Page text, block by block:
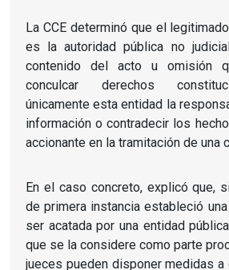
La CCE determinó que el
es la autoridad pública no
contenido del acto u omisión
conculcar derechos
únicamente esta entidad la
información o contradecir los
accionante en la tramitación de una
En el caso concreto, explicó que,
de primera instancia estableció
ser acatada por una entidad
que se la considere como parte
jueces pueden disponer medidas